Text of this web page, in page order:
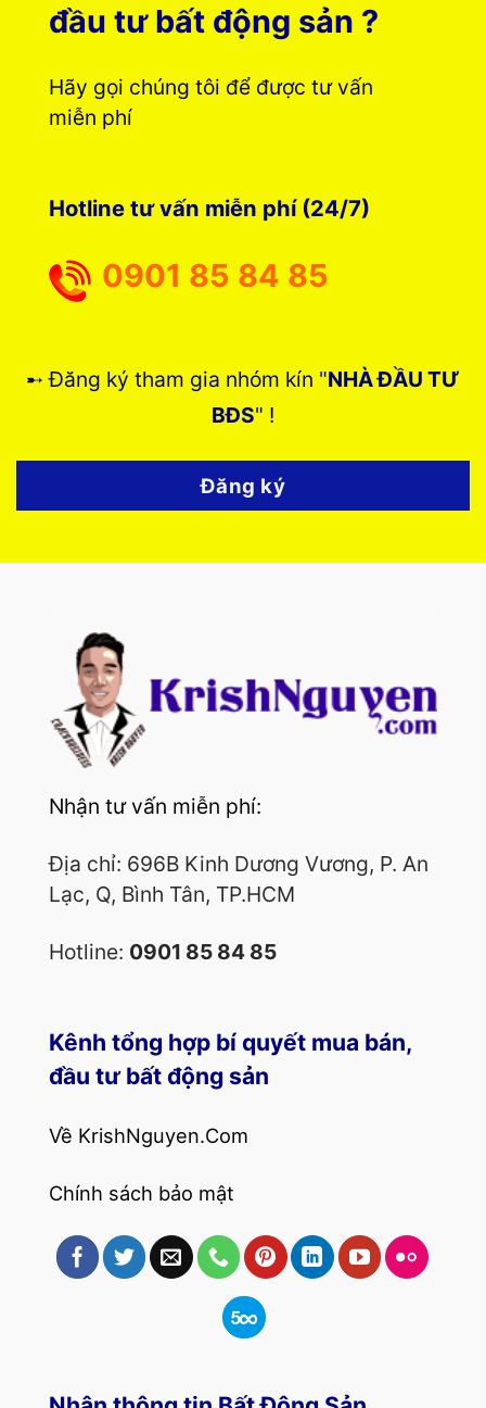
đầu tư bất động sản ?
Hãy gọi chúng tôi để được tư vấn
miễn phí
Hotline tư vấn miễn phí (24/7)
0901 85 84 85
➸ Đăng ký tham gia nhóm kín "NHÀ ĐẦU TƯ
BĐS" !
Đăng ký
Nhận tư vấn miễn phí:
Địa chỉ: 696B Kinh Dương Vương, P. An
Lạc, Q, Bình Tân, TP.HCM
Hotline: 0901 85 84 85
Kênh tổng hợp bí quyết mua bán,
đầu tư bất động sản
Về KrishNguyen.Com
Chính sách bảo mật